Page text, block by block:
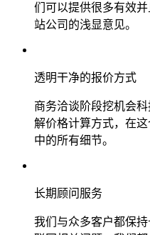
们可以提供很多有效
站公司的浅显意见。
透明干净的报价方式
商务洽谈阶段挖机会
解价格计算方式，在
中的所有细节。
长期顾问服务
我们与众多客户都保